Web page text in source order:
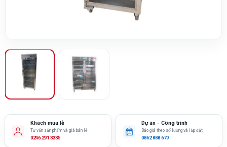
Khách mua lẻ
Tư vấn sản phẩm và giá bán lẻ
0246 291 3335
Dự án - Công trình
Báo giá theo số lượng và lắp đặt
0862 888 679